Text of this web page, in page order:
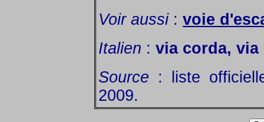
Voir aussi: voie
Italien : via corda, via
Source : liste
2009.